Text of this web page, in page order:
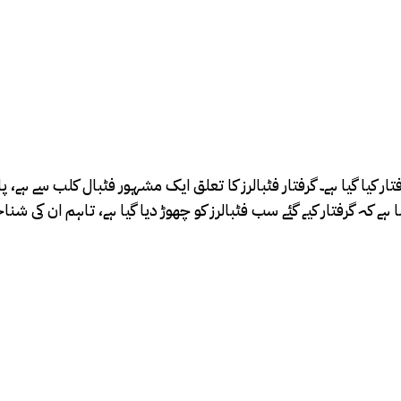
کیا گیا ہے۔ گرفتار فٹبالرز کا تعلق ایک مشہور فٹبال کلب سے
کہ گرفتار کیے گئے سب فٹبالرز کو چھوڑ دیا گیا ہے، تاہم ان کی